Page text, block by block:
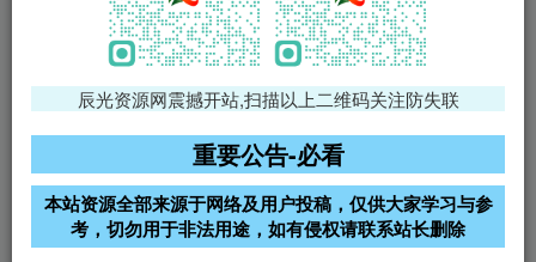
免费领支付宝红包
腾讯轻量4核4G3M服务器38元/
阿里云2核2G200M服务器68元/
年
雨云高防免备案服务器
辰光资源网震撼开站,扫描以上二维码关注防失联
重要公告-必看
本站资源全部来源于网络及用户投稿，仅供大家学习与参
考，切勿用于非法用途，如有侵权请联系站长删除